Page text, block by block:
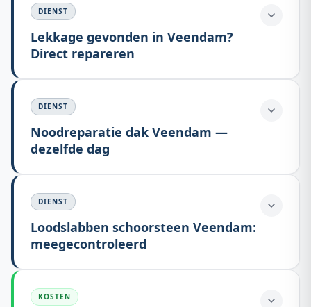
DIENST
Lekkage gevonden in Veendam?
Direct repareren
DIENST
Noodreparatie dak Veendam —
dezelfde dag
DIENST
Loodslabben schoorsteen Veendam:
meegecontroleerd
KOSTEN